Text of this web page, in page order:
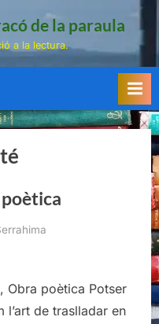
de la paraula
a la lectura.
poètica
Obra poètica Potser
de traslladar en